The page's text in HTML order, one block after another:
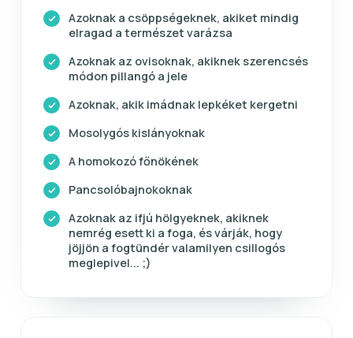
Azoknak a csöppségeknek, akiket mindig
elragad a természet varázsa
Azoknak az ovisoknak, akiknek szerencsés
módon pillangó a jele
Azoknak, akik imádnak lepkéket kergetni
Mosolygós kislányoknak
A homokozó főnökének
Pancsolóbajnokoknak
Azoknak az ifjú hölgyeknek, akiknek
nemrég esett ki a foga, és várják, hogy
jöjjön a fogtündér valamilyen csillogós
meglepivel... ;)